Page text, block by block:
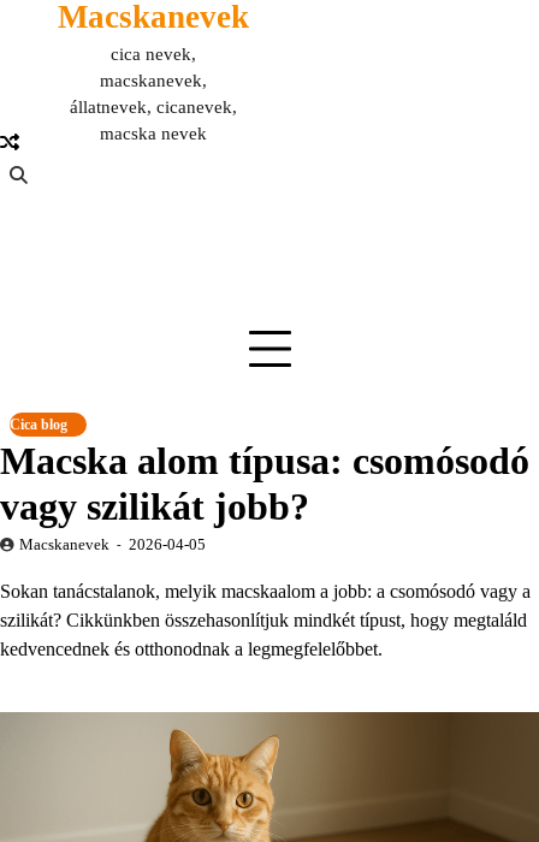
Macskanevek
cica nevek,
macskanevek,
állatnevek, cicanevek,
macska nevek
Cica blog
Macska alom típusa: csomósodó
vagy szilikát jobb?
Macskanevek 2026-04-05
Sokan tanácstalanok, melyik macskaalom a jobb: a csomósodó vagy a
szilikát? Cikkünkben összehasonlítjuk mindkét típust, hogy megtaláld
kedvencednek és otthonodnak a legmegfelelőbbet.